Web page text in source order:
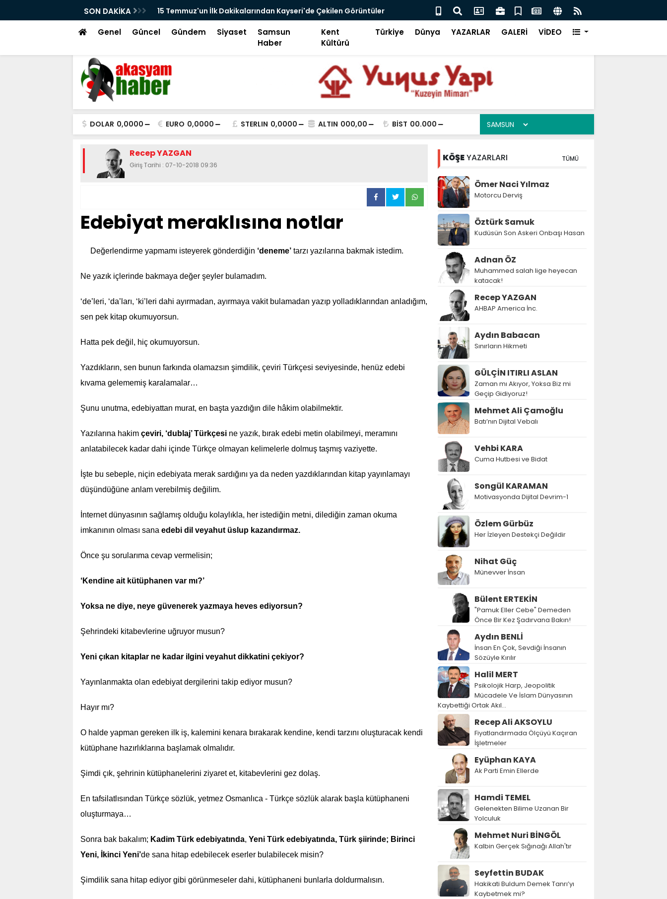
SON DAKİKA
Kayseri'de Çekilen Görüntüler
Meydandaki Çağrısı Kamerada
Beğeni Avcılığı, Ego Enflasyonu ve Çelişkiler Çağı İFAM'da Büyük İcazet Heyecanı
Genel Güncel Gündem Siyaset
Samsun
Haber
Kent
Kültürü
Türkiye Dünya YAZARLAR GALERİ VİDEO
DOLAR 0,0000 EURO 0,0000 STERLIN 0,0000 ALTIN 000,00 BİST 00.000
Recep YAZGAN
Giriş Tarihi : 07-10-2018 09:36
Edebiyat meraklısına notlar
Değerlendirme yapmamı isteyerek gönderdiğin ‘deneme’ tarzı yazılarına bakmak istedim.
Ne yazık içlerinde bakmaya değer şeyler bulamadım.
‘de’leri, ‘da’ları, ‘ki’leri dahi ayırmadan, ayırmaya vakit bulamadan yazıp yolladıklarından anladığım,
sen pek kitap okumuyorsun.
Hatta pek değil, hiç okumuyorsun.
Yazdıkların, sen bunun farkında olamazsın şimdilik, çeviri Türkçesi seviyesinde, henüz edebi
kıvama gelememiş karalamalar…
Şunu unutma, edebiyattan murat, en başta yazdığın dile hâkim olabilmektir.
Yazılarına hakim çeviri, ‘dublaj’ Türkçesi ne yazık, bırak edebi metin olabilmeyi, meramını
anlatabilecek kadar dahi içinde Türkçe olmayan kelimelerle dolmuş taşmış vaziyette.
İşte bu sebeple, niçin edebiyata merak sardığını ya da neden yazdıklarından kitap yayınlamayı
düşündüğüne anlam verebilmiş değilim.
İnternet dünyasının sağlamış olduğu kolaylıkla, her istediğin metni, dilediğin zaman okuma
imkanının olması sana edebi dil veyahut üslup kazandırmaz.
Önce şu sorularıma cevap vermelisin;
‘Kendine ait kütüphanen var mı?’
Yoksa ne diye, neye güvenerek yazmaya heves ediyorsun?
Şehrindeki kitabevlerine uğruyor musun?
Yeni çıkan kitaplar ne kadar ilgini veyahut dikkatini çekiyor?
Yayınlanmakta olan edebiyat dergilerini takip ediyor musun?
Hayır mı?
O halde yapman gereken ilk iş, kalemini kenara bırakarak kendine, kendi tarzını oluşturacak kendi
kütüphane hazırlıklarına başlamak olmalıdır.
Şimdi çık, şehrinin kütüphanelerini ziyaret et, kitabevlerini gez dolaş.
En tafsilatlısından Türkçe sözlük, yetmez Osmanlıca - Türkçe sözlük alarak başla kütüphaneni
oluşturmaya…
Sonra bak bakalım; Kadim Türk edebiyatında, Yeni Türk edebiyatında, Türk şiirinde; Birinci
Yeni, İkinci Yeni’de sana hitap edebilecek eserler bulabilecek misin?
Şimdilik sana hitap ediyor gibi görünmeseler dahi, kütüphaneni bunlarla doldurmalısın.
KÖŞEYAZARLARI TÜMÜ
Ömer Naci Yılmaz
Motorcu Derviş
Öztürk Samuk
Kudüsün Son Askeri Onbaşı Hasan
Adnan ÖZ
Muhammed salah lige heyecan
katacak!
Recep YAZGAN
AHBAP America İnc.
Aydın Babacan
Sınırların Hikmeti
GÜLÇİN ITIRLI ASLAN
Zaman mı Akıyor, Yoksa Biz mi
Geçip Gidiyoruz!
Mehmet Ali Çamoğlu
Batı’nın Dijital Vebalı
Vehbi KARA
Cuma Hutbesi ve Bidat
Songül KARAMAN
Motivasyonda Dijital Devrim-1
Özlem Gürbüz
Her İzleyen Destekçi Değildir
Nihat Güç
Münevver İnsan
Bülent ERTEKİN
"Pamuk Eller Cebe" Demeden
Önce Bir Kez Şadırvana Bakın!
Aydın BENLİ
İnsan En Çok, Sevdiği İnsanın
Sözüyle Kırılır
Halil MERT
Psikolojik Harp, Jeopolitik
Mücadele Ve İslam Dünyasının
Kaybettiği Ortak Akıl…
Recep Ali AKSOYLU
Fiyatlandırmada Ölçüyü Kaçıran
İşletmeler
Eyüphan KAYA
Ak Parti Emin Ellerde
Hamdi TEMEL
Gelenekten Bilime Uzanan Bir
Yolculuk
Mehmet Nuri BİNGÖL
Kalbin Gerçek Sığınağı Allah'tır
Seyfettin BUDAK
Hakikati Buldum Demek Tanrı’yı
Kaybetmek mi?